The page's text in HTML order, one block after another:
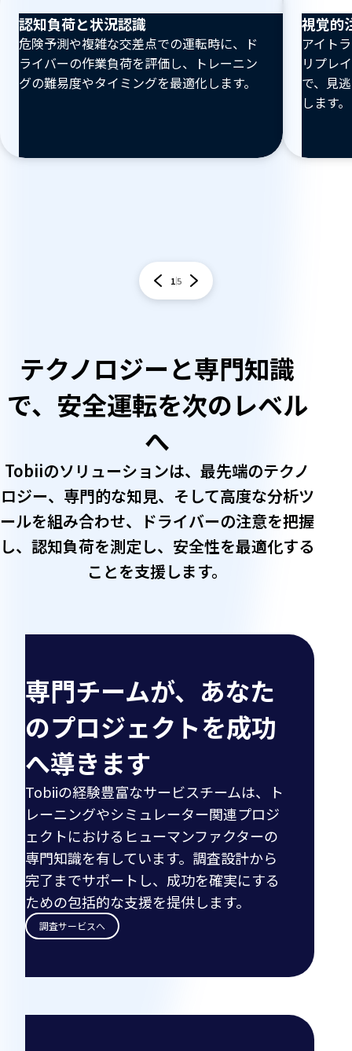
認知負荷と状況認識
危険予測や複雑な交差点での運転時に、ド
ライバーの作業負荷を評価し、トレーニン
グの難易度やタイミングを最適化します。
視覚的
アイト
リプレ
で、見
します。
15
テクノロジーと専門知識
で、安全運転を次のレベル
へ
Tobiiのソリューションは、最先端のテクノ
ロジー、専門的な知見、そして高度な分析ツ
ールを組み合わせ、ドライバーの注意を把握
し、認知負荷を測定し、安全性を最適化する
ことを支援します。
専門チームが、あなた
のプロジェクトを成功
へ導きます
Tobiiの経験豊富なサービスチームは、ト
レーニングやシミュレーター関連プロジ
ェクトにおけるヒューマンファクターの
専門知識を有しています。調査設計から
完了までサポートし、成功を確実にする
ための包括的な支援を提供します。
調査サービスへ